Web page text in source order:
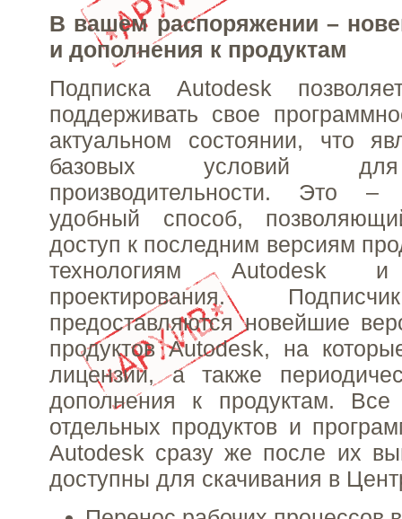
В вашем распоряжении –
и дополнения к продуктам
Подписка Autodesk
поддерживать свое
актуальном состоянии, что
базовых условий
производительности. Это
удобный способ,
доступ к последним версиям
технологиям Autodesk и
проектирования.
предоставляются новейшие
продуктов Autodesk, на
лицензии, а также
дополнения к продуктам.
отдельных продуктов и
Autodesk сразу же после их
доступны для скачивания в